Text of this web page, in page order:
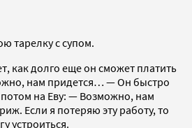
тарелку с супом.
как долго еще он сможет платить
нам придется… — Он быстро
на Еву: — Возможно, нам
Если я потеряю эту работу, то
устроиться.